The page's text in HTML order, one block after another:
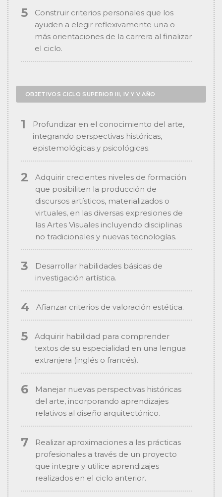
Construir criterios personales que los
ayuden a elegir reflexivamente una o
más orientaciones de la carrera al finalizar
el ciclo.
OBJETIVOS CICLO SUPERIOR III, IV Y V AÑO
Profundizar en el conocimiento del arte,
integrando perspectivas históricas,
epistemológicas y psicológicas.
Adquirir crecientes niveles de formación
que posibiliten la producción de
discursos artísticos, materializados o
virtuales, en las diversas expresiones de
las Artes Visuales incluyendo disciplinas
no tradicionales y nuevas tecnologías.
Desarrollar habilidades básicas de
investigación artística.
Afianzar criterios de valoración estética.
Adquirir habilidad para comprender
textos de su especialidad en una lengua
extranjera (inglés o francés).
Manejar nuevas perspectivas históricas
del arte, incorporando aprendizajes
relativos al diseño arquitectónico.
Realizar aproximaciones a las prácticas
profesionales a través de un proyecto
que integre y utilice aprendizajes
realizados en el ciclo anterior.